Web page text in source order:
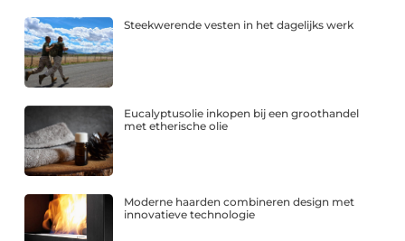
Steekwerende vesten in het dagelijks werk
Eucalyptusolie inkopen bij een groothandel
met etherische olie
Moderne haarden combineren design met
innovatieve technologie